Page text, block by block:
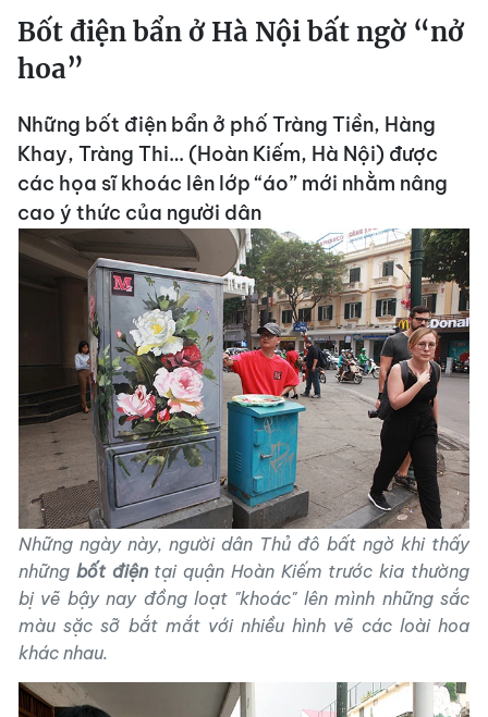
Bốt điện bẩn ở Hà Nội bất ngờ “nở
hoa”
Những bốt điện bẩn ở phố Tràng Tiền, Hàng
Khay, Tràng Thi… (Hoàn Kiếm, Hà Nội) được
các họa sĩ khoác lên lớp “áo” mới nhằm nâng
cao ý thức của người dân
Những ngày này, người dân Thủ đô bất ngờ khi thấy
những bốt điệntại quận Hoàn Kiếm trước kia thường
bị vẽ bậy nay đồng loạt "khoác" lên mình những sắc
màu sặc sỡ bắt mắt với nhiều hình vẽ các loài hoa
khác nhau.